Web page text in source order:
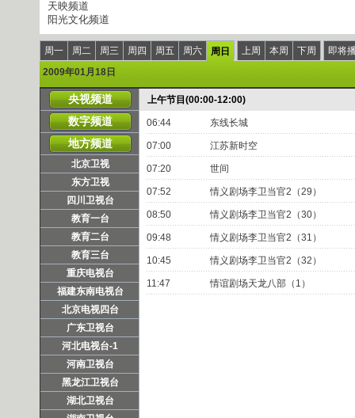
天映频道
阳光文化频道
周一 周二 周三 周四 周五 周六 周日 上周 本周 下周
即将
2009年01月18日
央视频道
数字频道
地方频道
北京卫视
东方卫视
四川卫视台
教育一台
教育二台
教育三台
重庆电视台
福建东南电视台
北京电视四台
广东卫视台
河北电视台-1
河南卫视台
黑龙江卫视台
湖北卫视台
上午节目(00:00-12:00)
06:44 东线长城
07:00 江苏新时空
07:20 世间
07:52 情义剧场李卫当官2（29）
08:50 情义剧场李卫当官2（30）
09:48 情义剧场李卫当官2（31）
10:45 情义剧场李卫当官2（32）
11:47 情谊剧场天龙八部（1）